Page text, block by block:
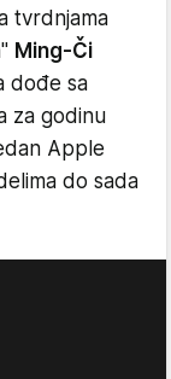
tvrdnjama
Ming-Či
dođe sa
za godinu
Apple
do sada